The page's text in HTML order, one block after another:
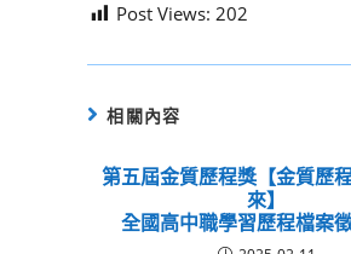
Post Views: 202
相關內容
第五屆金質歷程獎【金質歷
來】
全國高中職學習歷程檔案